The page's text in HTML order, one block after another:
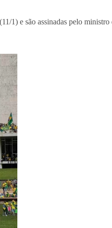
1) e são assinadas pelo ministro